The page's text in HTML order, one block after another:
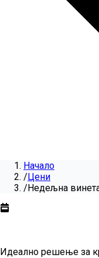
Начало
/Цени
/Недељна
Идеално решење за